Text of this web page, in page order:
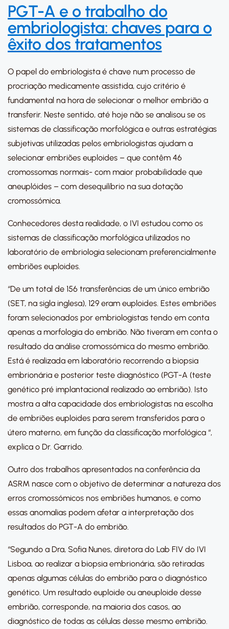
PGT-A e o trabalho do
embriologista: chaves para o
êxito dos tratamentos
O papel do embriologista é chave num processo de
procriação medicamente assistida, cujo critério é
fundamental na hora de selecionar o melhor embrião a
transferir. Neste sentido, até hoje não se analisou se os
sistemas de classificação morfológica e outras estratégias
subjetivas utilizadas pelos embriologistas ajudam a
selecionar embriões euploides – que contêm 46
cromossomas normais- com maior probabilidade que
aneuplóides – com desequilíbrio na sua dotação
cromossómica.
Conhecedores desta realidade, o IVI estudou como os
sistemas de classificação morfológica utilizados no
laboratório de embriologia selecionam preferencialmente
embriões euploides.
“De um total de 156 transferências de um único embrião
(SET, na sigla inglesa), 129 eram euploides. Estes embriões
foram selecionados por embriologistas tendo em conta
apenas a morfologia do embrião. Não tiveram em conta o
resultado da análise cromossómica do mesmo embrião.
Está é realizada em laboratório recorrendo a biopsia
embrionária e posterior teste diagnóstico (PGT-A (teste
genético pré implantacional realizado ao embrião). Isto
mostra a alta capacidade dos embriologistas na escolha
de embriões euploides para serem transferidos para o
útero materno, em função da classificação morfológica “,
explica o Dr. Garrido.
Outro dos trabalhos apresentados na conferência da
ASRM nasce com o objetivo de determinar a natureza dos
erros cromossómicos nos embriões humanos, e como
essas anomalias podem afetar a interpretação dos
resultados do PGT-A do embrião.
“Segundo a Dra, Sofia Nunes, diretora do Lab FIV do IVI
Lisboa, ao realizar a biopsia embrionária, são retiradas
apenas algumas células do embrião para o diagnóstico
genético. Um resultado euploide ou aneuploide desse
embrião, corresponde, na maioria dos casos, ao
diagnóstico de todas as células desse mesmo embrião.